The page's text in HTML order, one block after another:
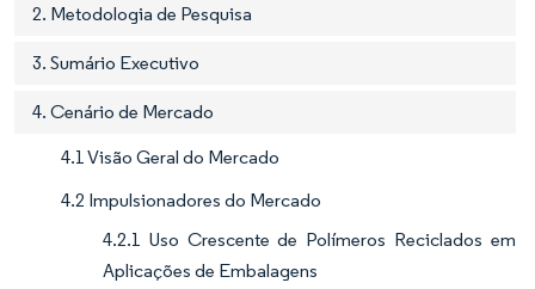
2. Metodologia de Pesquisa
3. Sumário Executivo
4. Cenário de Mercado
4.1 Visão Geral do Mercado
4.2 Impulsionadores do Mercado
4.2.1 Uso Crescente de Polímeros Reciclados em
Aplicações de Embalagens